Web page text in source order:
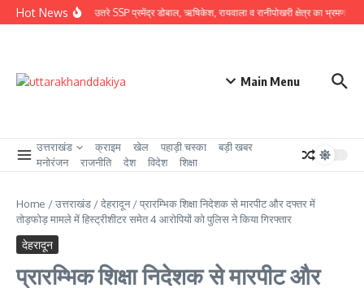
Skip to content
Hot News
ग्राउंड जीरो पर उतरे SSP प्रमेंद्र डोबाल, ऋषिकेश, रायवाला व रानीपोखरी क्षेत्र का भ्रमण कर
Main Menu
उत्तराखंड क्राइम खेल पहाड़ी चस्का
बड़ी खबर
मनोरंजन
राजनीति देश विदेश शिक्षा
Home /उत्तराखंड /देहरादून/प्रारम्भिक शिक्षा निदेशक से मारपीट और दफ्तर में
तोड़फोड़ मामले में हिस्ट्रीशीटर समेत 4 आरोपियों को पुलिस ने किया गिरफ्तार
देहरादून
प्रारम्भिक शिक्षा निदेशक से मारपीट और